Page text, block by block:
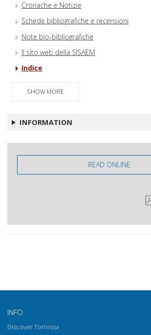
Cronache e Notizie
Schede bibliografiche e recensioni
Note bio-bibliografiche
Il sito web della SISAEM
Indice
SHOW MORE
INFORMATION
READ ONLINE
INFO
Discover Torrossa